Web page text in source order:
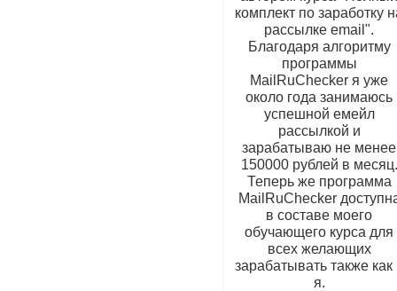
комплект по заработку
рассылке email".
Благодаря алгоритму
программы
MailRuChecker я уже
около года занимаюсь
успешной емейл
рассылкой и
зарабатываю не менее
150000 рублей в месяц.
Теперь же программа
MailRuChecker
в составе моего
обучающего курса для
всех желающих
зарабатывать также как
я.